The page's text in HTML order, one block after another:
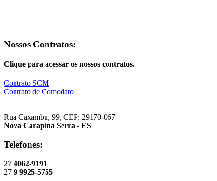
Nossos Contratos:
Clique para acessar os nossos contratos.
Contrato SCM
Contrato de Comodato
Rua Caxambu, 99, CEP: 29170-067
Nova Carapina Serra - ES
Telefones:
27 4062-9191
27 9 9925-5755